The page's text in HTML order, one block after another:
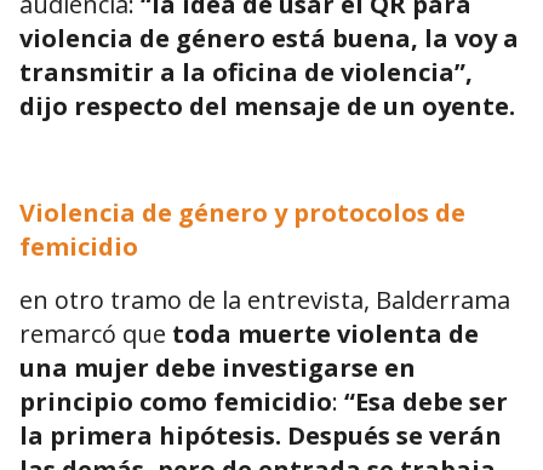
violencia de género está buena, la voy a
transmitir a la oficina de violencia”,
dijo respecto del mensaje de un oyente.
Violencia de género y protocolos de
femicidio
en otro tramo de la entrevista, Balderrama
remarcó que toda muerte violenta de
una mujer debe investigarse en
principio como femicidio: “Esa debe ser
la primera hipótesis. Después se verán